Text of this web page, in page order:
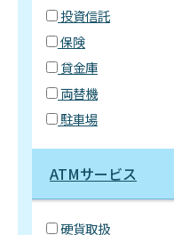
投資信託
保険
貸金庫
両替機
駐車場
ATMサービス
硬貨取扱